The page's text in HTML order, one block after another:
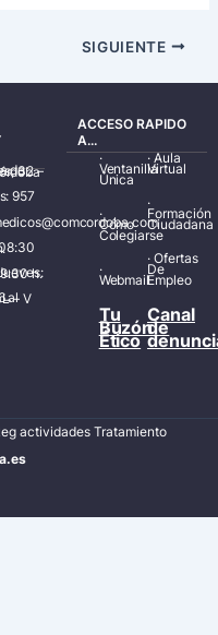
SIGUIENTE
– 14001 Córdoba
– 19:30 h.
ACCESO RAPIDO
A...
·
Ventanilla
Única
·
Cómo
Colegiarse
·
Webmail
·Aula
Virtual
·
Formación
Ciudadana
·Ofertas
De
Empleo
Tu
Buzón
Ético
Canal
de
actividades Tratamiento